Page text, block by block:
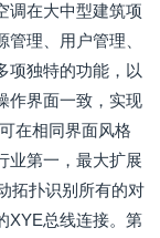
在大中型建筑项
理、用户管理、
项独特的功能，以
作界面一致，实现
在相同界面风格
业第一，最大扩展
拓扑识别所有的对
XYE总线连接。第